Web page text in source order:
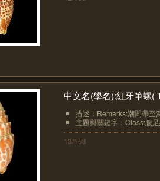
中文名(學名):紅牙筆螺(
描述：Remarks:潮間帶至
主題與關鍵字：Class:腹
13/153